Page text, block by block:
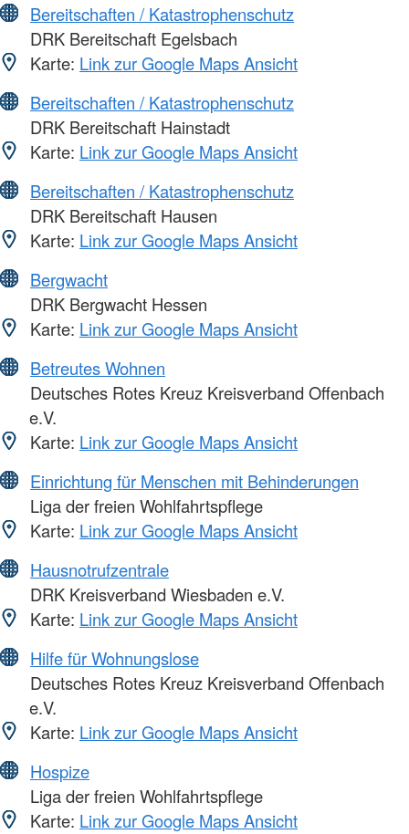
Bereitschaften / Katastrophenschutz
DRK Bereitschaft Egelsbach
Karte: Link zur Google Maps Ansicht
Bereitschaften / Katastrophenschutz
DRK Bereitschaft Hainstadt
Karte: Link zur Google Maps Ansicht
Bereitschaften / Katastrophenschutz
DRK Bereitschaft Hausen
Karte: Link zur Google Maps Ansicht
Bergwacht
DRK Bergwacht Hessen
Karte: Link zur Google Maps Ansicht
Betreutes Wohnen
Deutsches Rotes Kreuz Kreisverband Offenbach
e.V.
Karte: Link zur Google Maps Ansicht
Einrichtung für Menschen mit Behinderungen
Liga der freien Wohlfahrtspflege
Karte: Link zur Google Maps Ansicht
Hausnotrufzentrale
DRK Kreisverband Wiesbaden e.V.
Karte: Link zur Google Maps Ansicht
Hilfe für Wohnungslose
Deutsches Rotes Kreuz Kreisverband Offenbach
e.V.
Karte: Link zur Google Maps Ansicht
Hospize
Liga der freien Wohlfahrtspflege
Karte: Link zur Google Maps Ansicht